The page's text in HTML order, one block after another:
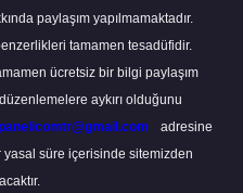
paylaşım yapılmamaktadır.
tamamen tesadüfidir.
ücretsiz bir bilgi paylaşım
aykırı olduğunu
adresine
süre içerisinde sitemizden